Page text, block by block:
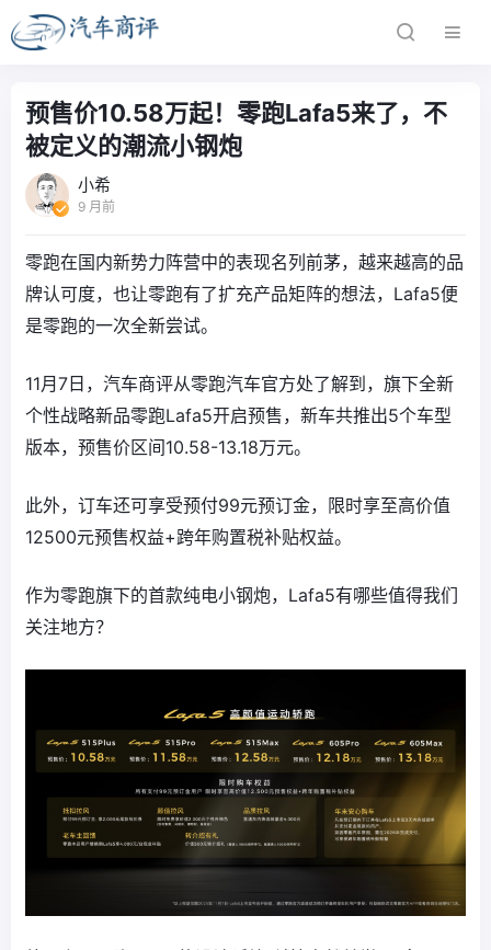
预售价10.58万起！零跑Lafa5来了，不
被定义的潮流小钢炮
小希
9 月前
零跑在国内新势力阵营中的表现名列前茅，越来越高的品
牌认可度，也让零跑有了扩充产品矩阵的想法，Lafa5便
是零跑的一次全新尝试。
11月7日，汽车商评从零跑汽车官方处了解到，旗下全新
个性战略新品零跑Lafa5开启预售，新车共推出5个车型
版本，预售价区间10.58-13.18万元。
此外，订车还可享受预付99元预订金，限时享至高价值
12500元预售权益+跨年购置税补贴权益。
作为零跑旗下的首款纯电小钢炮，Lafa5有哪些值得我们
关注地方？